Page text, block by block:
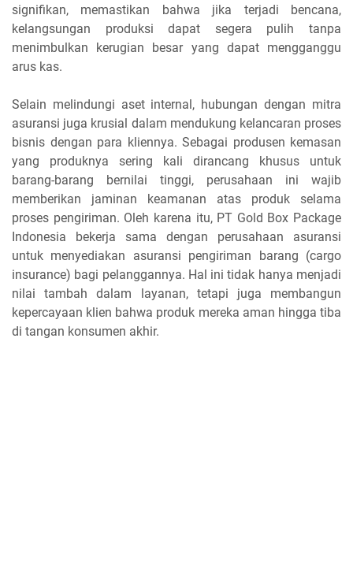
signifikan, memastikan bahwa jika terjadi bencana,
kelangsungan produksi dapat segera pulih tanpa
menimbulkan kerugian besar yang dapat mengganggu
arus kas.
Selain melindungi aset internal, hubungan dengan mitra
asuransi juga krusial dalam mendukung kelancaran proses
bisnis dengan para kliennya. Sebagai produsen kemasan
yang produknya sering kali dirancang khusus untuk
barang-barang bernilai tinggi, perusahaan ini wajib
memberikan jaminan keamanan atas produk selama
proses pengiriman. Oleh karena itu, PT Gold Box Package
Indonesia bekerja sama dengan perusahaan asuransi
untuk menyediakan asuransi pengiriman barang (cargo
insurance) bagi pelanggannya. Hal ini tidak hanya menjadi
nilai tambah dalam layanan, tetapi juga membangun
kepercayaan klien bahwa produk mereka aman hingga tiba
di tangan konsumen akhir.